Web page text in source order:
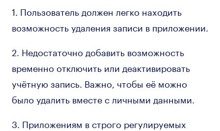
1. Пользователь должен легко находить
возможность удаления записи в приложении.
2. Недостаточно добавить возможность
временно отключить или деактивировать
учётную запись. Важно, чтобы её можно
было удалить вместе с личными данными.
3. Приложениям в строго регулируемых